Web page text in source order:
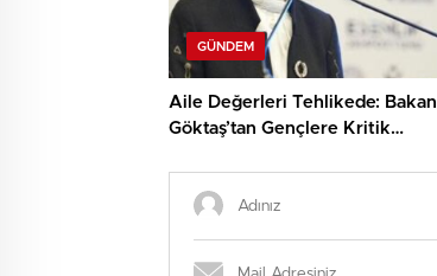
GÜNDEM
Aile Değerleri Tehlikede: Bakan
Göktaş’tan Gençlere Kritik